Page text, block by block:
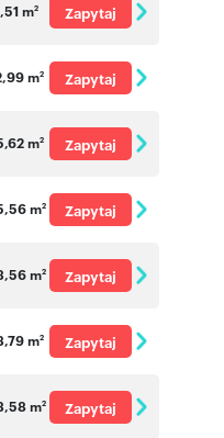
m2
Zapytaj
m2
Zapytaj
m2
Zapytaj
m2
Zapytaj
m2
Zapytaj
m2
Zapytaj
m2
Zapytaj